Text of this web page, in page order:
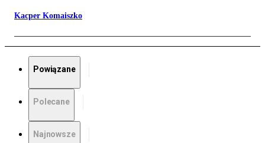
Kacper Komaiszko
Powiązane
Polecane
Najnowsze